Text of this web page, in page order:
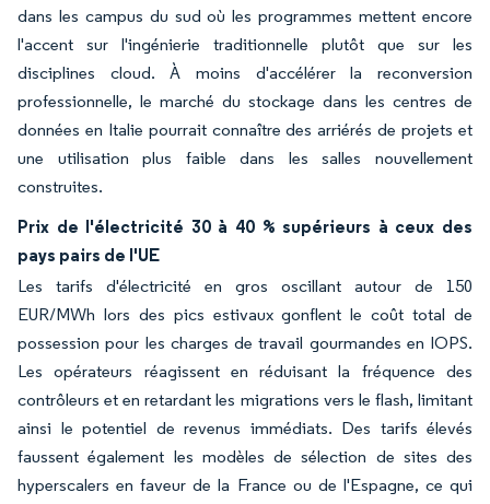
dans les campus du sud où les programmes mettent encore
l'accent sur l'ingénierie traditionnelle plutôt que sur les
disciplines cloud. À moins d'accélérer la reconversion
professionnelle, le marché du stockage dans les centres de
données en Italie pourrait connaître des arriérés de projets et
une utilisation plus faible dans les salles nouvellement
construites.
Prix de l'électricité 30 à 40 % supérieurs à ceux des
pays pairs de l'UE
Les tarifs d'électricité en gros oscillant autour de 150
EUR/MWh lors des pics estivaux gonflent le coût total de
possession pour les charges de travail gourmandes en IOPS.
Les opérateurs réagissent en réduisant la fréquence des
contrôleurs et en retardant les migrations vers le flash, limitant
ainsi le potentiel de revenus immédiats. Des tarifs élevés
faussent également les modèles de sélection de sites des
hyperscalers en faveur de la France ou de l'Espagne, ce qui